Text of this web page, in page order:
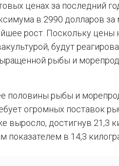
ценах за последний
в 2990 долларов
рост. Поскольку цены
будут
рыбы и
половины рыбы и
огромных поставок
выросло, достигнув 21,3
показателем в 14,3